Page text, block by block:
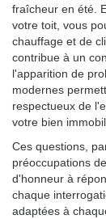
fraîcheur en été.
votre toit, vous
chauffage et de
contribue à un
l'apparition de
modernes
respectueux de
votre bien
Ces questions,
préoccupations
d'honneur à
chaque
adaptées à